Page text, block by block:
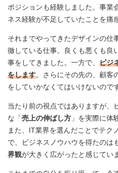
ポジションも経験しました。事業
ネス経験が不足していたことを痛
それまでやってきたデザインの仕
徹している仕事。良くも悪くも良
事をしてきました。一方で、 ビジ
をします。さらにその先の、顧客
をしていかなくてはいけないので
当たり前の視点ではありますが、
な「売上の伸ばし方 」を実際に体
また、IT業界を選んだことでテク
で、ビジネスノウハウを得たのは
界観が大きく広がったと感じてい